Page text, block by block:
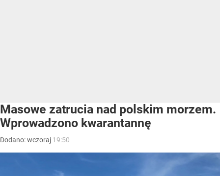
Masowe zatrucia nad polskim morzem.
Wprowadzono kwarantannę
Dodano:wczoraj 19:50